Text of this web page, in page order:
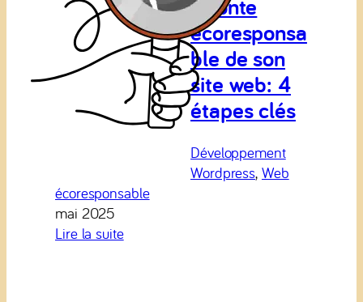
refonte
écoresponsa
ble de son
site web: 4
étapes clés
Développement
Wordpress, Web
écoresponsable
mai 2025
Lire la suite: